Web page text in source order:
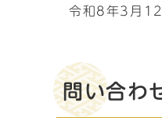
令和8年3月12
問い合わ